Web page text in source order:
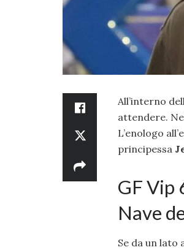
All’interno
attendere.
L’enologo
principessa
GF Vip
Nave
Se da un